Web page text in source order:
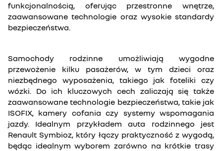
funkcjonalnością, oferując przestronne wnętrze,
zaawansowane technologie oraz wysokie standardy
bezpieczeństwa.
Samochody rodzinne umożliwiają wygodne
przewożenie kilku pasażerów, w tym dzieci oraz
niezbędnego wyposażenia, takiego jak foteliki czy
wózki. Do ich kluczowych cech zaliczają się także
zaawansowane technologie bezpieczeństwa, takie jak
ISOFIX, kamery cofania czy systemy wspomagania
jazdy. Idealnym przykładem auta rodzinnego jest
Renault Symbioz, który łączy praktyczność z wygodą,
będąc idealnym wyborem zarówno na krótkie trasy